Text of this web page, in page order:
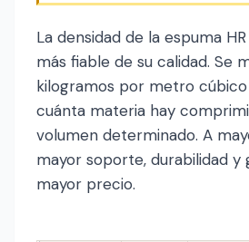
La densidad de la espuma
más fiable de su calidad. Se
kilogramos por metro
cuánta materia hay
volumen determinado. A
mayor soporte, durabilidad
mayor precio.